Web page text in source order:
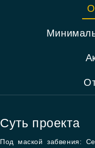
Суть проекта
Под маской забвения: